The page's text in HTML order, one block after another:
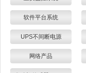
软件平台系统
UPS不间断电源
网络产品